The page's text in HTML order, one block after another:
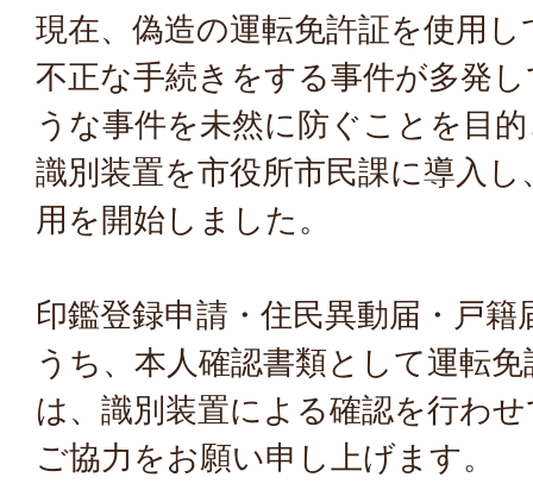
現在、偽造の運転免許証を使用
不正な手続きをする事件が多発
うな事件を未然に防ぐことを目
識別装置を市役所市民課に導入
用を開始しました。
印鑑登録申請・住民異動届・戸
うち、本人確認書類として運転
は、識別装置による確認を行わ
ご協力をお願い申し上げます。